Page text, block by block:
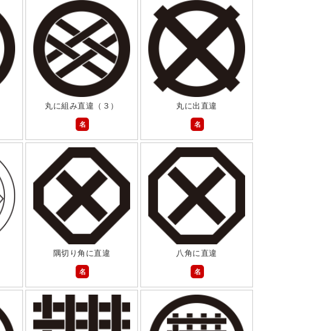
丸に組み直違（３）
名
丸に出直違
名
隅切り角に直違
名
八角に直違
名